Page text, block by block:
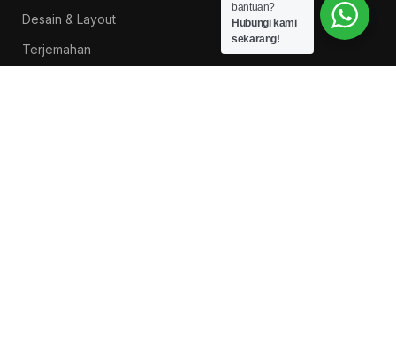
Desain & Layout
Terjemahan
bantuan?
Hubungi kami
sekarang!